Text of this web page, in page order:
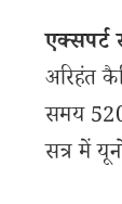
एक्सपर्ट
अरिहंत
समय
सत्र में